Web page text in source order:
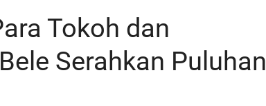
Tokoh dan
Serahkan Puluhan